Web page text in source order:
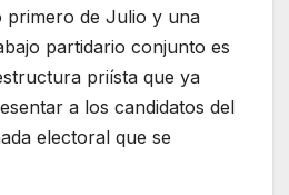
primero de Julio y una
partidario conjunto es
priísta que ya
a los candidatos del
electoral que se